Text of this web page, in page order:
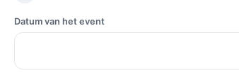
Datum van het event